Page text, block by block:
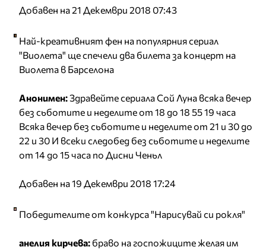
Добавен на 21 Декември 2018 07:43
Най-креативният фен на популярния сериал
"Виолета" ще спечели два билета за концерт на
Виолета в Барселона
Анонимен:Здравейте сериала Сой Луна всяка вечер
без сьботите и неделите от 18 до 18 55 19 часа
Всяка вечер без сьботите и неделите от 21 и 30 до
22 и 30 И всеки следобед без сьботите и неделите
от 14 до 15 часа по Дисни Ченьл
Добавен на 19 Декември 2018 17:24
Победителите от конкурса "Нарисувай си рокля"
анелия кирчева: браво на госпожиците желая им